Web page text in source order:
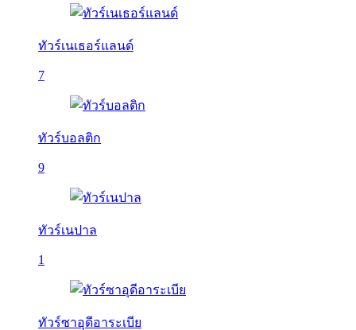
ทัวร์เนเธอร์แลนด์
7
ทัวร์บอลติก
9
ทัวร์เนปาล
1
ทัวร์ซาอุดีอาระเบีย